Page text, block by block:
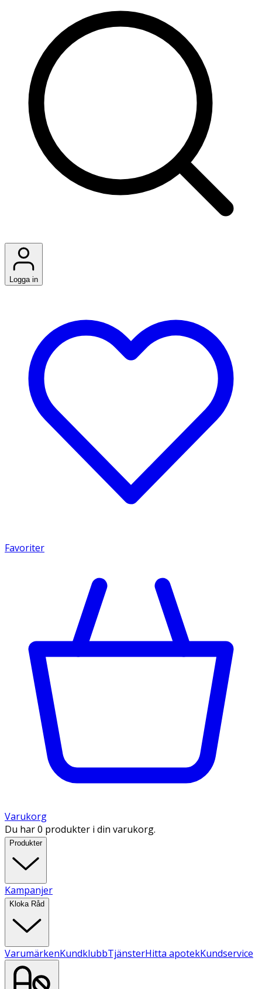
Logga in
Favoriter
Varukorg
Du har 0 produkter i din varukorg.
Produkter
Kampanjer
Kloka Råd
VarumärkenKundklubbTjänsterHitta apotekKundservice